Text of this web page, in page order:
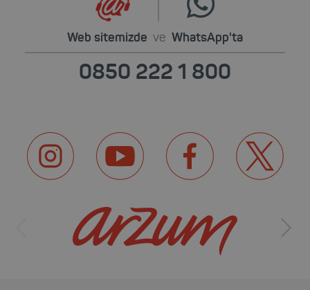
Web sitemizde ve WhatsApp'ta
0850 222 1 800